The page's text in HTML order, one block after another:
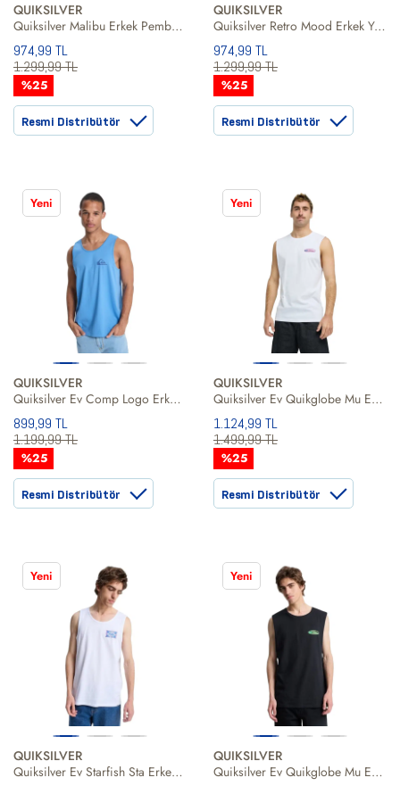
QUIKSILVER
Quiksilver Malibu Erkek Pembe Tişört
974,99 TL
1.299,99 TL
%25
Resmi Distribütör
QUIKSILVER
Quiksilver Retro Mood Erkek Yeşil Tişört
974,99 TL
1.299,99 TL
%25
Resmi Distribütör
Yeni
QUIKSILVER
Quiksilver Ev Comp Logo Erkek Tişört
899,99 TL
1.199,99 TL
%25
Resmi Distribütör
Yeni
QUIKSILVER
Quiksilver Ev Quikglobe Mu Erkek Beyaz Tişört
1.124,99 TL
1.499,99 TL
%25
Resmi Distribütör
Yeni
QUIKSILVER
Quiksilver Ev Starfish Sta Erkek Beyaz Tişört
Yeni
QUIKSILVER
Quiksilver Ev Quikglobe Mu Erkek Siyah Tişört